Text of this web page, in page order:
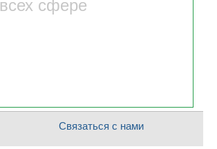
всех сфере
Связаться с нами